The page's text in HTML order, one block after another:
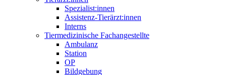
Spezialist:innen
Assistenz-Tierärzt:innen
Interns
Tiermedizinische Fachangestellte
Ambulanz
Station
OP
Bildgebung